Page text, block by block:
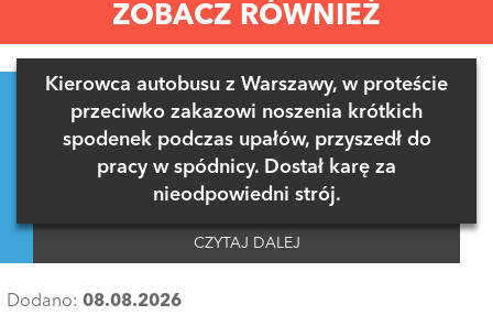
ZOBACZ RÓWNIEŻ
Kierowca autobusu z Warszawy, w proteście
przeciwko zakazowi noszenia krótkich
spodenek podczas upałów, przyszedł do
pracy w spódnicy. Dostał karę za
nieodpowiedni strój.
CZYTAJ DALEJ
Dodano: 08.08.2026